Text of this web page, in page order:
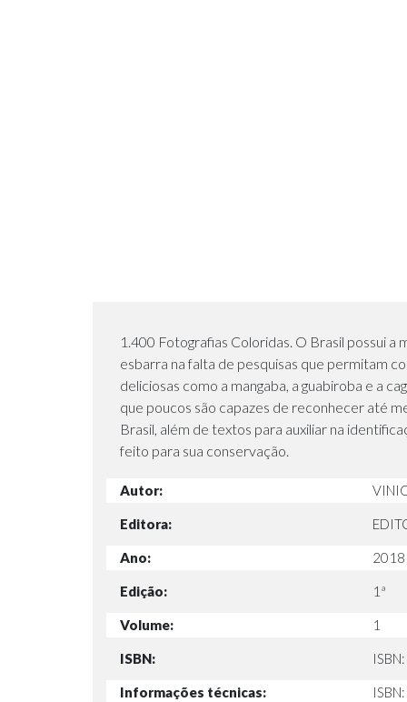
1.400 Fotografias Coloridas. O Brasil possui
esbarra na falta de pesquisas que permitam
deliciosas como a mangaba, a guabiroba e a
que poucos são capazes de reconhecer até
Brasil, além de textos para auxiliar na
feito para sua conservação.
Autor:
Editora:
Ano: 2018
Edição: 1ª
Volume: 1
ISBN:
Informações técnicas: